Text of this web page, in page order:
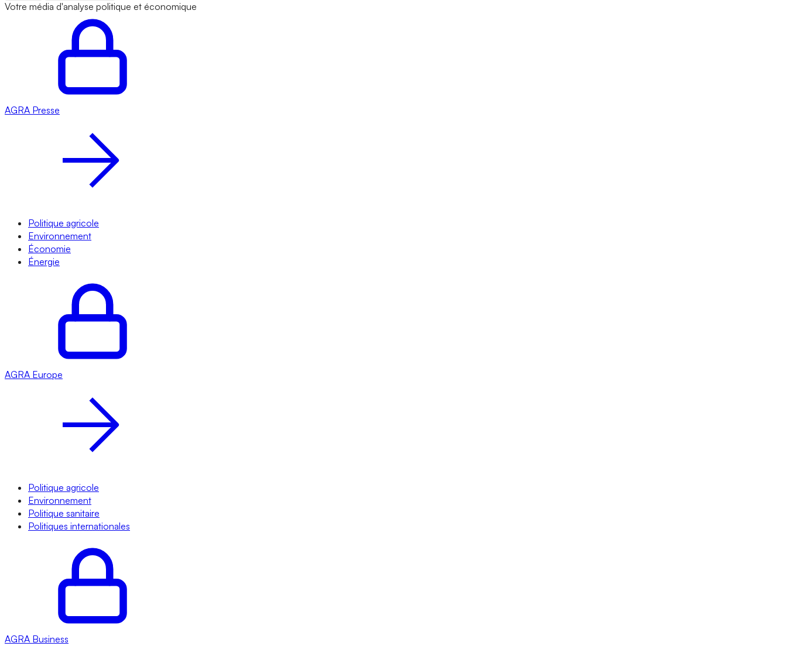
Votre média d'analyse politique et économique
AGRA Presse
Politique agricole
Environnement
Économie
Énergie
AGRA Europe
Politique agricole
Environnement
Politique sanitaire
Politiques internationales
AGRA Business